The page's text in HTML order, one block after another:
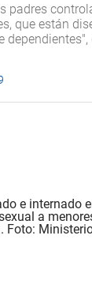
padres
que están